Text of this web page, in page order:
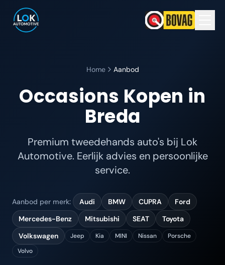
Home Aanbod
Occasions Kopen in
Breda
Premium tweedehands auto's bij Lok
Automotive. Eerlijk advies en persoonlijke
service.
Aanbod per merk: Audi BMW CUPRA
Ford
Mercedes-Benz
Mitsubishi SEAT
Toyota
Volkswagen
Jeep Kia MINI Nissan
Porsche
Volvo